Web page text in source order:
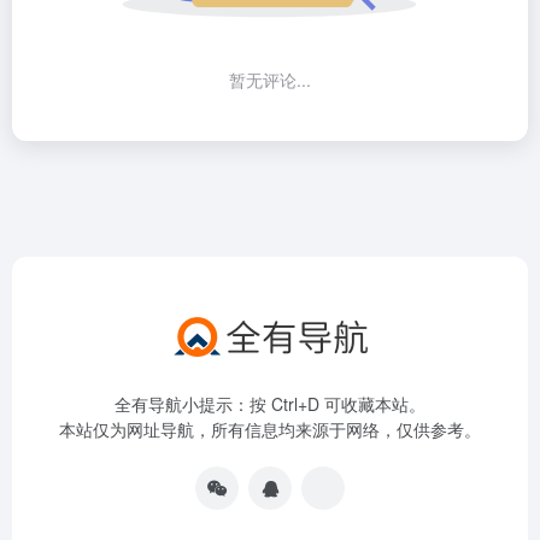
暂无评论...
全有导航小提示：按 Ctrl+D 可收藏本站。
本站仅为网址导航，所有信息均来源于网络，仅供参考。